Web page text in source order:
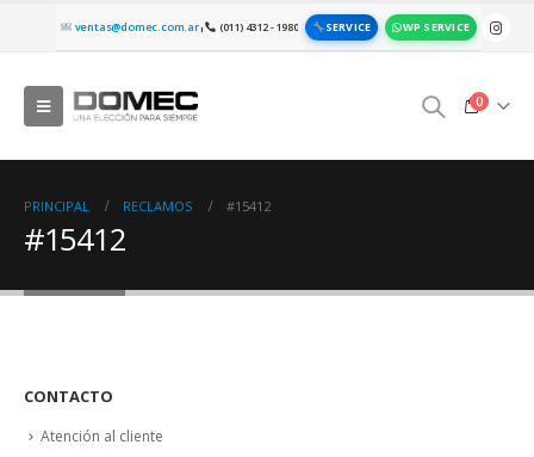
ventas@domec.com.ar| (011) 4312 - 1980 SERVICE WP SERVICE
0
PRINCIPAL RECLAMOS #15412
#15412
CONTACTO
Atención al cliente